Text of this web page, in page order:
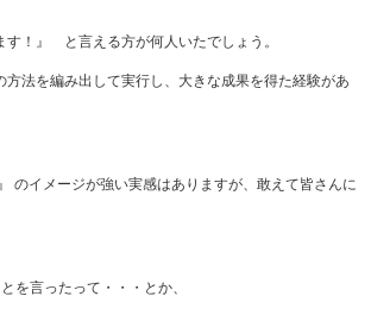
！』 と言える方が何人いたでしょう。
方法を編み出して実行し、大きな成果を得た経験があ
のイメージが強い実感はありますが、敢えて皆さんに
を言ったって・・・とか、